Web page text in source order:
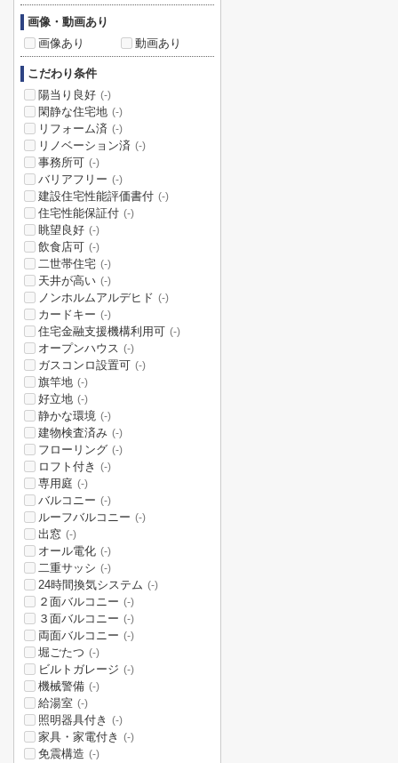
画像・動画あり
画像あり
動画あり
こだわり条件
陽当り良好 (-)
閑静な住宅地 (-)
リフォーム済 (-)
リノベーション済 (-)
事務所可 (-)
バリアフリー (-)
建設住宅性能評価書付 (-)
住宅性能保証付 (-)
眺望良好 (-)
飲食店可 (-)
二世帯住宅 (-)
天井が高い (-)
ノンホルムアルデヒド (-)
カードキー (-)
住宅金融支援機構利用可 (-)
オープンハウス (-)
ガスコンロ設置可 (-)
旗竿地 (-)
好立地 (-)
静かな環境 (-)
建物検査済み (-)
フローリング (-)
ロフト付き (-)
専用庭 (-)
バルコニー (-)
ルーフバルコニー (-)
出窓 (-)
オール電化 (-)
二重サッシ (-)
24時間換気システム (-)
２面バルコニー (-)
３面バルコニー (-)
両面バルコニー (-)
堀ごたつ (-)
ビルトガレージ (-)
機械警備 (-)
給湯室 (-)
照明器具付き (-)
家具・家電付き (-)
免震構造 (-)